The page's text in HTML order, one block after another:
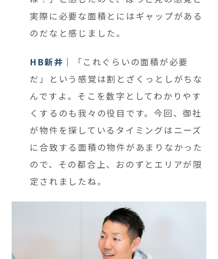
実際に必要な面積とにはギャップがある
のだなと感じました。
HB新井
「これぐらいの面積が必要
だ」という感覚は割とざくっとしがちな
んですよ。そこを数字としてわかりやす
くするのも我々の役目です。今回、御社
が物件を探しているタイミングはニーズ
に合致する面積の物件があまりなかった
ので、その都合上、おのずとエリアが限
定されましたね。